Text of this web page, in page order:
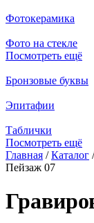
Фотокерамика
Фото на стекле
Посмотреть ещё
Бронзовые буквы
Эпитафии
Таблички
Посмотреть ещё
Вы здесь
Главная / Каталог /
Пейзаж 07